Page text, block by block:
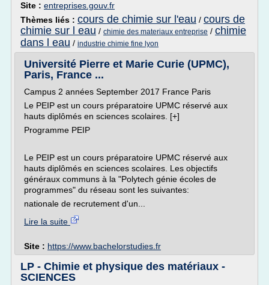
Site : entreprises.gouv.fr
Thèmes liés : cours de chimie sur l'eau / cours de
chimie sur l eau / chimie des materiaux entreprise / chimie
dans l eau / industrie chimie fine lyon
Université Pierre et Marie Curie (UPMC),
Paris, France ...
Campus 2 années September 2017 France Paris
Le PEIP est un cours préparatoire UPMC réservé aux
hauts diplômés en sciences scolaires. [+]
Programme PEIP
Le PEIP est un cours préparatoire UPMC réservé aux
hauts diplômés en sciences scolaires. Les objectifs
généraux communs à la "Polytech génie écoles de
programmes" du réseau sont les suivantes:
nationale de recrutement d'un...
Lire la suite
Site : https://www.bachelorstudies.fr
LP - Chimie et physique des matériaux -
SCIENCES